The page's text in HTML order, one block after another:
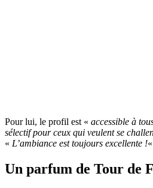
Pour lui, le profil est « accessible à
sélectif pour ceux qui veulent se
« L’ambiance est toujours excellente !«
Un parfum de Tour de